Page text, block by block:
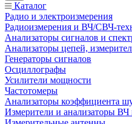
Каталог
Радио и электроизмерения
Радиоизмерения и ВЧ/СВЧ-
Анализаторы сигналов и
Анализаторы цепей,
Генераторы сигналов
Осциллографы
Усилители мощности
Частотомеры
Анализаторы коэффициента
Измерители и анализаторы